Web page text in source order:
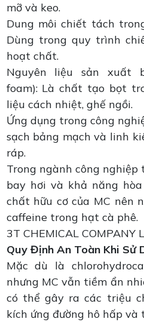
mỡ và keo.
Dung môi chiết tách
Dùng trong quy trình
hoạt chất.
Nguyên liệu sản xuất
foam): Là chất tạo bọt
liệu cách nhiệt, ghế ngồi.
Ứng dụng trong công
sạch bảng mạch và linh
ráp.
Trong ngành công nghiệp
bay hơi và khả năng
chất hữu cơ của MC nên
caffeine trong hạt cà phê.
3T CHEMICAL COMPANY
Quy Định An Toàn Khi Sử
Mặc dù là
nhưng MC vẫn tiềm ẩn
có thể gây ra các triệu
kích ứng đường hô hấp và